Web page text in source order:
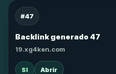
#47
Backlink generado 47
19.xg4ken.com
SI Abrir